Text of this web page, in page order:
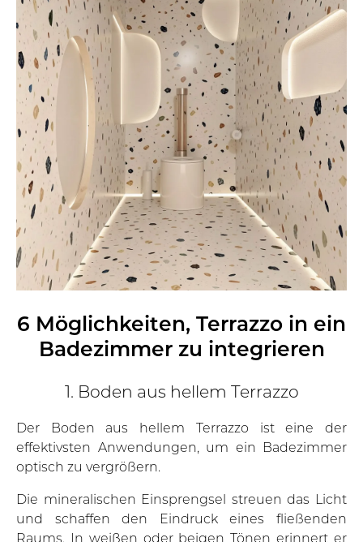
6 Möglichkeiten, Terrazzo in ein
Badezimmer zu integrieren
1. Boden aus hellem Terrazzo
Der Boden aus hellem Terrazzo ist eine der
effektivsten Anwendungen, um ein Badezimmer
optisch zu vergrößern.
Die mineralischen Einsprengsel streuen das Licht
und schaffen den Eindruck eines fließenden
Raums. In weißen oder beigen Tönen erinnert er